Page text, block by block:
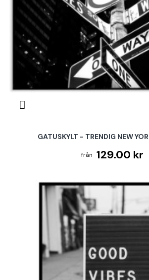
GATUSKYLT - TRENDIG NEW
129.00 kr